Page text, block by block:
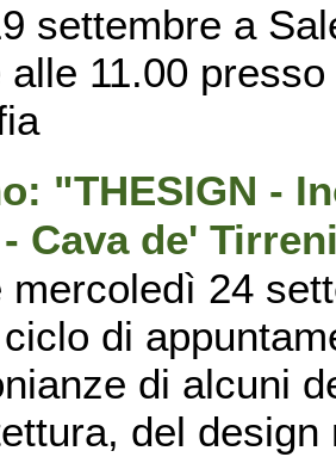
settembre a
11.00
"THESIGN -
Cava de'
mercoledì 24
di
di alcuni
del